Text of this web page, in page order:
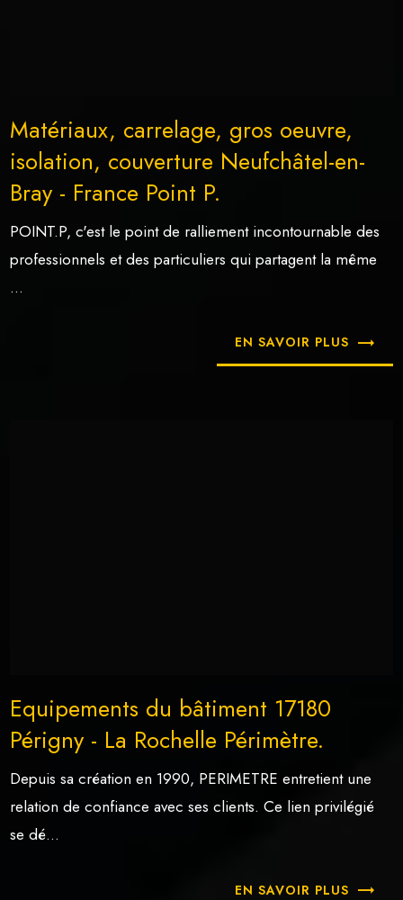
Matériaux, carrelage, gros oeuvre,
isolation, couverture Neufchâtel-en-
Bray - France Point P.
POINT.P, c'est le point de ralliement incontournable des
professionnels et des particuliers qui partagent la même
...
EN SAVOIR PLUS
Equipements du bâtiment 17180
Périgny - La Rochelle Périmètre.
Depuis sa création en 1990, PERIMETRE entretient une
relation de confiance avec ses clients. Ce lien privilégié
se dé...
EN SAVOIR PLUS